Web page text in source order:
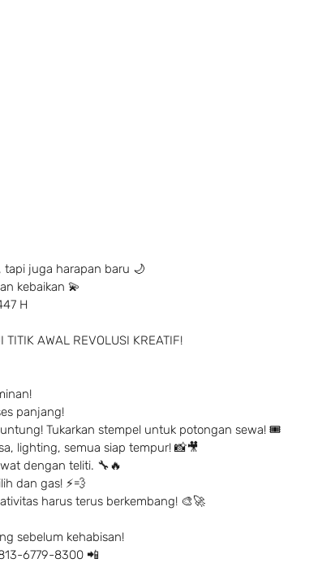
tapi juga harapan baru 🌙
kebaikan 💫
H
AWAL REVOLUSI KREATIF!
panjang!
Tukarkan stempel untuk potongan sewa! 🎟
lighting, semua siap tempur! 📸🎥
dengan teliti. 🔧🔥
dan gas! ⚡️💨
harus terus berkembang! 🎨🚀
sebelum kehabisan!
6779-8300 📲